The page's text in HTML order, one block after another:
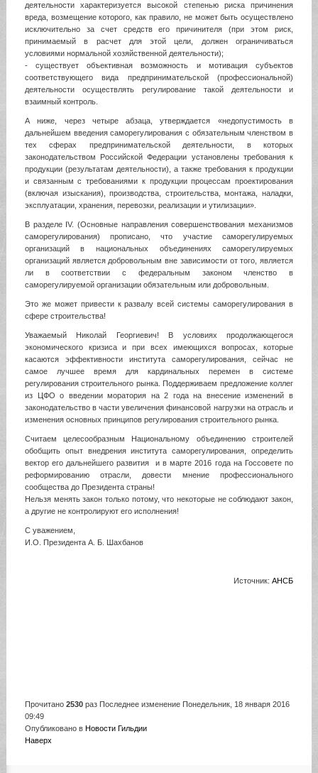
деятельности характеризуется высокой степенью риска причинения
вреда, возмещение которого, как правило, не может быть осуществлено
исключительно за счет средств его причинителя (при этом риск,
принимаемый в расчет для этой цели, должен ограничиваться
условиями нормальной хозяйственной деятельности);
- существует объективная возможность и мотивация субъектов
соответствующего вида предпринимательской (профессиональной)
деятельности осуществлять регулирование такой деятельности и
взаимный контроль.
А ниже, через четыре абзаца, утверждается «недопустимость в
дальнейшем введения саморегулирования с обязательным членством в
тех сферах предпринимательской деятельности, в которых
законодательством Российской Федерации установлены требования к
продукции (результатам деятельности), а также требования к продукции
и связанным с требованиями к продукции процессам проектирования
(включая изыскания), производства, строительства, монтажа, наладки,
эксплуатации, хранения, перевозки, реализации и утилизации».
В разделе IV. (Основные направления совершенствования механизмов
саморегулирования) прописано, что участие саморегулируемых
организаций в национальных объединениях саморегулируемых
организаций является добровольным вне зависимости от того, является
ли в соответствии с федеральным законом членство в
саморегулируемой организации обязательным или добровольным.
Это же может привести к развалу всей системы саморегулирования в
сфере строительства!
Уважаемый Николай Георгиевич! В условиях продолжающегося
экономического кризиса и при всех имеющихся вопросах, которые
касаются эффективности института саморегулирования, сейчас не
самое лучшее время для кардинальных перемен в системе
регулирования строительного рынка. Поддерживаем предложение коллег
из ЦФО о введении моратория на 2 года на внесение изменений в
законодательство в части увеличения финансовой нагрузки на отрасль и
изменения основных принципов регулирования строительного рынка.
Считаем целесообразным Национальному объединению строителей
обобщить опыт внедрения института саморегулирования, определить
вектор его дальнейшего развития и в марте 2016 года на Госсовете по
реформированию отрасли, довести мнение профессионального
сообщества до Президента страны!
Нельзя менять закон только потому, что некоторые не соблюдают закон,
а другие не контролируют его исполнения!
С уважением,
И.О. Президента А. Б. Шахбанов
Источник:АНСБ
Прочитано 2530раз Последнее изменение Понедельник, 18 января 2016
09:49
Опубликовано в Новости Гильдии
Наверх